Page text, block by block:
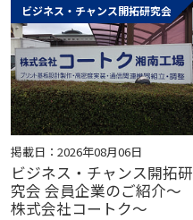
ビジネス・チャンス開拓研究会
掲載日：2026年08月06日
ビジネス・チャンス開拓研
究会 会員企業のご紹介～
株式会社コートク～